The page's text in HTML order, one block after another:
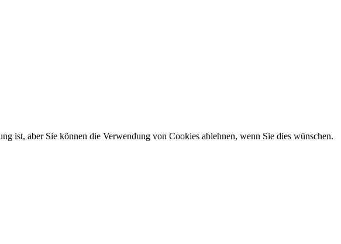
ist, aber Sie können die Verwendung von Cookies ablehnen, wenn Sie dies wünschen.